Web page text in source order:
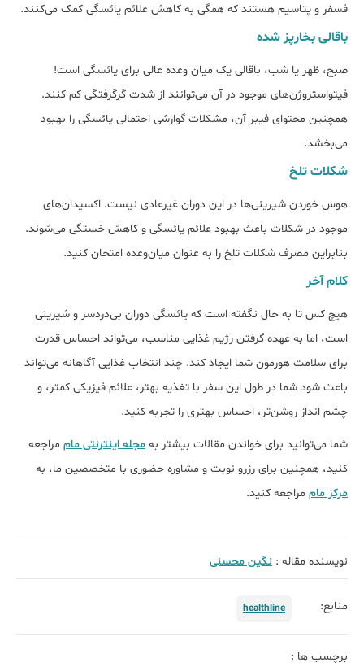
فسفر و پتاسیم هستند که همگی به کاهش علائم یائسگی کمک می‌کنند.
باقالی بخارپز شده
صبح، ظهر یا شب، باقالی یک میان وعده عالی برای یائسگی است!
فیتواستروژن‌های موجود در آن می‌توانند از شدت گرگرفتگی کم کنند.
همچنین محتوای فیبر آن، مشکلات گوارشی احتمالی یائسگی را بهبود
می‌بخشد.
شکلات تلخ
هوس خوردن شیرینی‌ها در این دوران غیرعادی نیست. اکسیدان‌های
موجود در شکلات باعث بهبود علائم یائسگی و کاهش خستگی می‌شوند.
بنابراین مصرف شکلات تلخ را به عنوان میان‌وعده امتحان کنید.
کلام آخر
هیچ‌ کس تا به حال نگفته است که یائسگی دوران بی‌دردسر و شیرینی
است، اما به عهده گرفتن رژیم غذایی مناسب، می‌تواند احساس قدرت
برای سلامت هورمون شما ایجاد کند. چند انتخاب غذایی آگاهانه می‌تواند
باعث شود شما در طول این سفر با تغذیه بهتر، علائم فیزیکی کمتر، و
چشم انداز روشن‌تر، احساس بهتری را تجربه کنید.
شما می‌توانید برای خواندن مقالات بیشتر به مجله اینترنتی مام مراجعه
کنید، همچنین برای رزرو نوبت و مشاوره حضوری با متخصصین ما، به
مرکز مام مراجعه کنید.
نویسنده مقاله : نگین محسنی
منابع: healthline
برچسب ها :